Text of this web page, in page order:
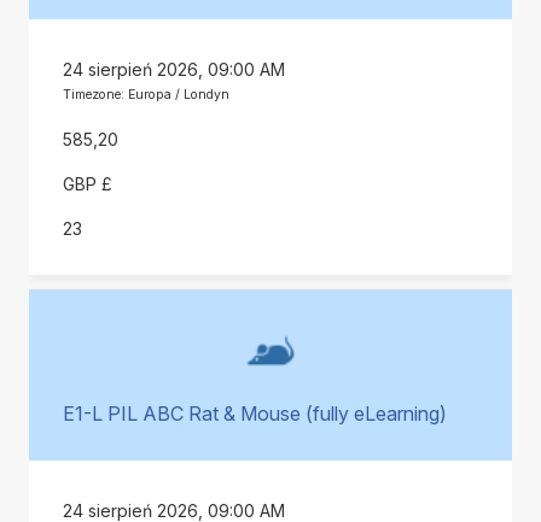
24 sierpień 2026, 09:00 AM
Timezone: Europa / Londyn
585,20
GBP £
23
E1-L PIL ABC Rat & Mouse (fully eLearning)
24 sierpień 2026, 09:00 AM